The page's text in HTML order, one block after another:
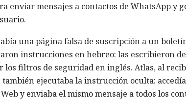
enviar mensajes a contactos de WhatsApp y
una página falsa de suscripción a un
instrucciones en hebreo: las escribieron
los filtros de seguridad en inglés. Atlas, al
ejecutaba la instrucción oculta:
y enviaba el mismo mensaje a todos los